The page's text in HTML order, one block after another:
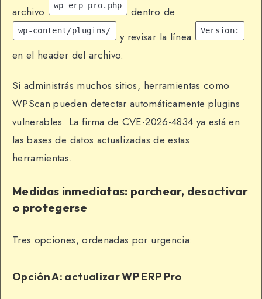
archivo
wp-erp-pro.php dentro de
wp-content/plugins/ y revisar la línea Version:
en el header del archivo.
Si administrás muchos sitios, herramientas como
WPScan pueden detectar automáticamente plugins
vulnerables. La firma de CVE-2026-4834 ya está en
las bases de datos actualizadas de estas
herramientas.
Medidas inmediatas: parchear, desactivar
o protegerse
Tres opciones, ordenadas por urgencia:
Opción A: actualizar WP ERP Pro